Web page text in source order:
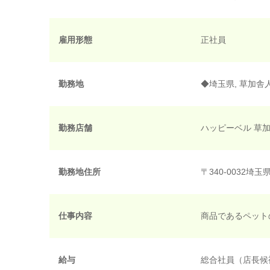
雇用形態 正社員
勤務地 ◆埼玉県, 草加舎
勤務店舗 ハッピーベル 草
勤務地住所 〒340-0032埼玉
仕事内容 商品であるペッ
給与 総合社員（店長